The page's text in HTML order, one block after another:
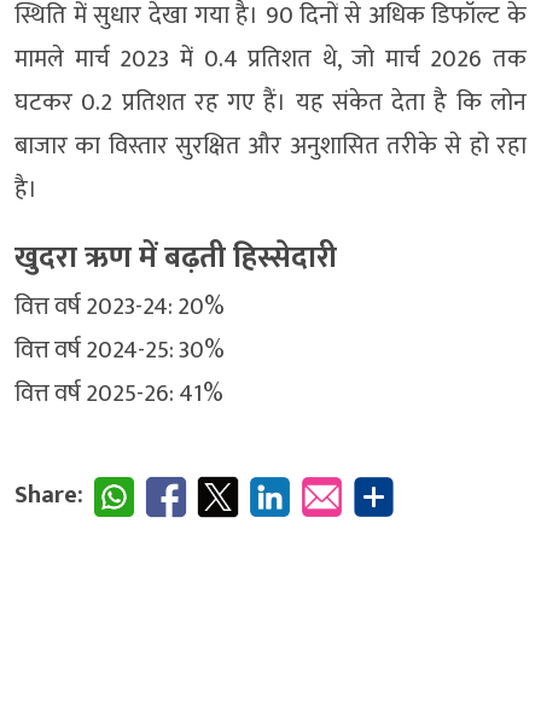
स्थिति में सुधार देखा गया है। 90 दिनों से अधिक डिफॉल्ट के
मामले मार्च 2023 में 0.4 प्रतिशत थे, जो मार्च 2026 तक
घटकर 0.2 प्रतिशत रह गए हैं। यह संकेत देता है कि लोन
बाजार का विस्तार सुरक्षित और अनुशासित तरीके से हो रहा
है।
खुदरा ऋण में बढ़ती हिस्सेदारी
वित्त वर्ष 2023-24: 20%
वित्त वर्ष 2024-25: 30%
वित्त वर्ष 2025-26: 41%
Share: